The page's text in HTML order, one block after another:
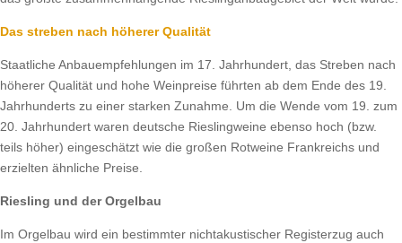
Das streben nach höherer Qualität
Staatliche Anbauempfehlungen im 17. Jahrhundert, das Streben nach
höherer Qualität und hohe Weinpreise führten ab dem Ende des 19.
Jahrhunderts zu einer starken Zunahme. Um die Wende vom 19. zum
20. Jahrhundert waren deutsche Rieslingweine ebenso hoch (bzw.
teils höher) eingeschätzt wie die großen Rotweine Frankreichs und
erzielten ähnliche Preise.
Riesling und der Orgelbau
Im Orgelbau wird ein bestimmter nichtakustischer Registerzug auch